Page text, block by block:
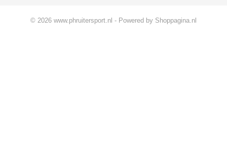
© 2026 www.phruitersport.nl - Powered by Shoppagina.nl